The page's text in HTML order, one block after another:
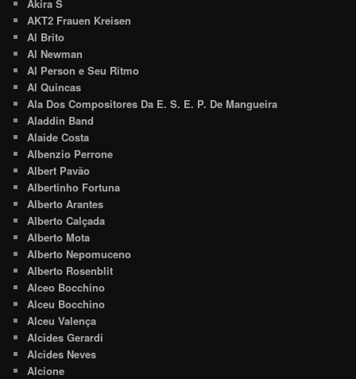
Akira S
AKT2 Frauen Kreisen
Al Brito
Al Newman
Al Person e Seu Ritmo
Al Quincas
Ala Dos Compositores Da E. S. E. P. De Mangueira
Aladdin Band
Alaide Costa
Albenzio Perrone
Albert Pavão
Albertinho Fortuna
Alberto Arantes
Alberto Calçada
Alberto Mota
Alberto Nepomuceno
Alberto Rosenblit
Alceo Bocchino
Alceu Bocchino
Alceu Valença
Alcides Gerardi
Alcides Neves
Alcione